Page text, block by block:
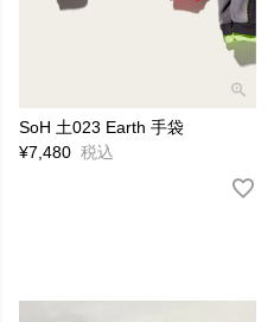
SoH 土023 Earth 手袋
¥7,480 税込